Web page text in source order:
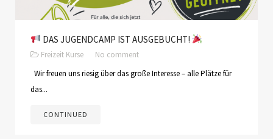
DAS JUGENDCAMP IST AUSGEBUCHT!
Freizeit Kurse
No comment
Wir freuen uns riesig über das große Interesse – alle Plätze für
das...
CONTINUED